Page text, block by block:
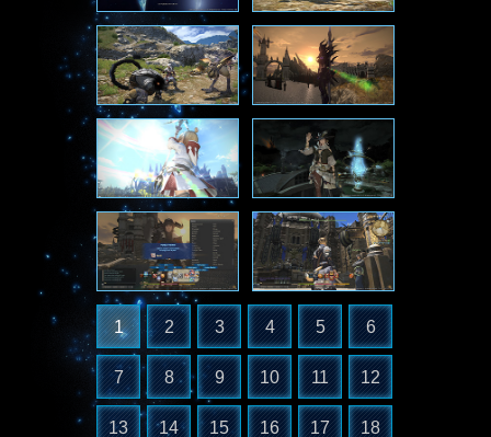
1 2 3 4 5 6
7 8 9 10 11 12
13 14 15 16 17 18